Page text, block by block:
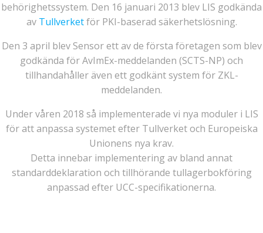
behörighetssystem. Den 16 januari 2013 blev LIS godkända
av Tullverketför PKI-baserad säkerhetslösning.
Den 3 april blev Sensor ett av de första företagen som blev
godkända för AvImEx-meddelanden (SCTS-NP) och
tillhandahåller även ett godkänt system för ZKL-
meddelanden.
Under våren 2018 så implementerade vi nya moduler i LIS
för att anpassa systemet efter Tullverket och Europeiska
Unionens nya krav.
Detta innebar implementering av bland annat
standarddeklaration och tillhörande tullagerbokföring
anpassad efter UCC-specifikationerna.